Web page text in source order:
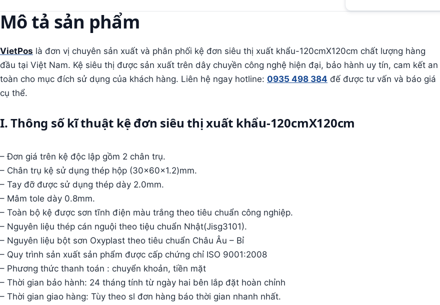
Mô tả sản phẩm
VietPos là đơn vị chuyên sản xuất và phân phối kệ đơn siêu thị xuất khẩu-120cmX120cm chất lượng hàng
đầu tại Việt Nam. Kệ siêu thị được sản xuất trên dây chuyền công nghệ hiện đại, bảo hành uy tín, cam kết an
toàn cho mục đích sử dụng của khách hàng. Liên hệ ngay hotline: 0935 498 384 đế được tư vấn và báo giá
cụ thể.
I. Thông số kĩ thuật kệ đơn siêu thị xuất khẩu-120cmX120cm
– Đơn giá trên kệ độc lập gồm 2 chân trụ.
– Chân trụ kệ sử dụng thép hộp (30x60x1.2)mm.
– Tay đỡ được sử dụng thép dày 2.0mm.
– Mâm tole dày 0.8mm.
– Toàn bộ kệ được sơn tĩnh điện màu trắng theo tiêu chuẩn công nghiệp.
– Nguyên liệu thép cán nguội theo tiệu chuẩn Nhật(Jisg3101).
– Nguyên liệu bột sơn Oxyplast theo tiêu chuẩn Châu Âu – Bỉ
– Quy trình sản xuất sản phẩm được cấp chứng chỉ ISO 9001:2008
– Phương thức thanh toán : chuyển khoản, tiền mặt
– Thời gian bảo hành: 24 tháng tính từ ngày hai bên lắp đặt hoàn chỉnh
– Thời gian giao hàng: Tùy theo sl đơn hàng báo thời gian nhanh nhất.